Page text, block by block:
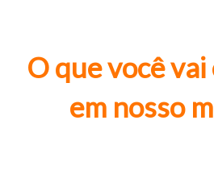
O que você
em nosso